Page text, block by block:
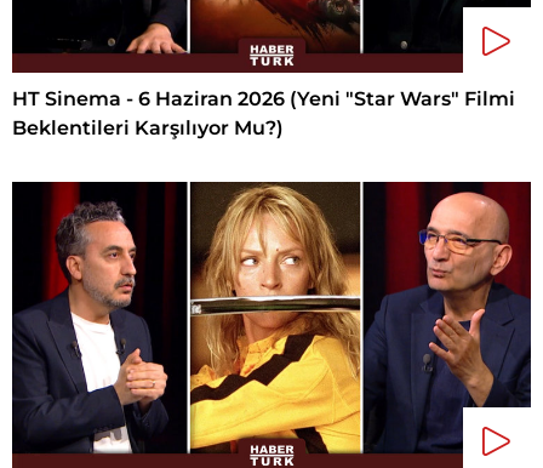
HT Sinema - 6 Haziran 2026 (Yeni "Star Wars" Filmi
Beklentileri Karşılıyor Mu?)